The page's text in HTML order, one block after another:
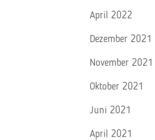
April 2022
Dezember 2021
November 2021
Oktober 2021
Juni 2021
April 2021